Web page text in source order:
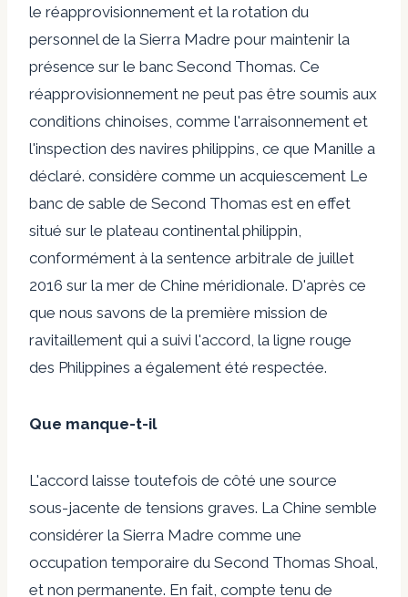
le réapprovisionnement et la rotation du
personnel de la Sierra Madre pour maintenir la
présence sur le banc Second Thomas. Ce
réapprovisionnement ne peut pas être soumis aux
conditions chinoises, comme l'arraisonnement et
l'inspection des navires philippins, ce que Manille a
déclaré. considère comme un acquiescement Le
banc de sable de Second Thomas est en effet
situé sur le plateau continental philippin,
conformément à la sentence arbitrale de juillet
2016 sur la mer de Chine méridionale. D'après ce
que nous savons de la première mission de
ravitaillement qui a suivi l'accord, la ligne rouge
des Philippines a également été respectée.
Que manque-t-il
L'accord laisse toutefois de côté une source
sous-jacente de tensions graves. La Chine semble
considérer la Sierra Madre comme une
occupation temporaire du Second Thomas Shoal,
et non permanente. En fait, compte tenu de